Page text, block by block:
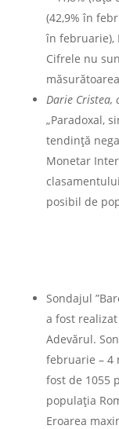
(42,9% în
în februarie),
Cifrele nu
Darie Cristea,
„Paradoxal,
tendință
Monetar
posibil de
Sondajul
a fost realizat
Adevărul.
februarie – 4
fost de 1055
populația
Eroarea